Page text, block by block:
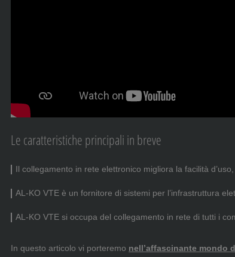
Le caratteristiche principali in breve
Il collegamento in rete elettronico migliora la facilità
AL-KO VTE è un fornitore di sistemi per l’infrastruttura
AL-KO VTE si occupa del collegamento in rete di tutti i
In questo articolo vi porteremo nell’affascinante mondo